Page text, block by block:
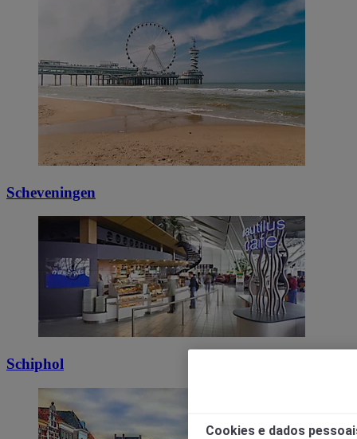
Scheveningen
Schiphol
Cookies e dados